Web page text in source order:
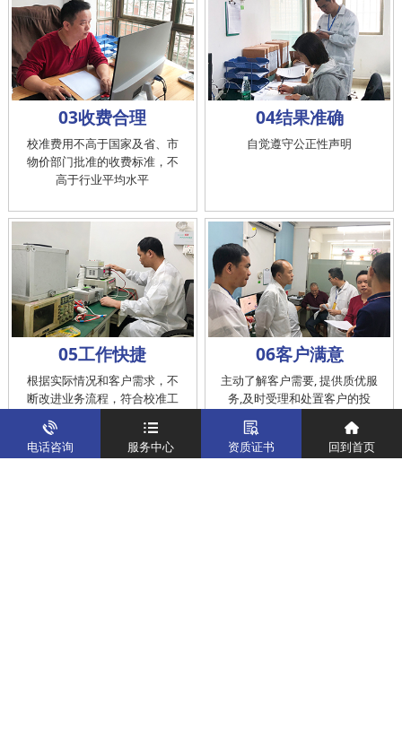
03收费合理
校准费用不高于国家及省、市
物价部门批准的收费标准，不
高于行业平均水平
04结果准确
自觉遵守公正性声明
05工作快捷
根据实际情况和客户需求，不
断改进业务流程，符合校准工
作在服务的时间标准内完成
06客户满意
主动了解客户需要, 提供质优服
务,及时受理和处置客户的投
诉，提供快捷、方便的后续服
电话咨询 服务中心 资质证书 回到首页